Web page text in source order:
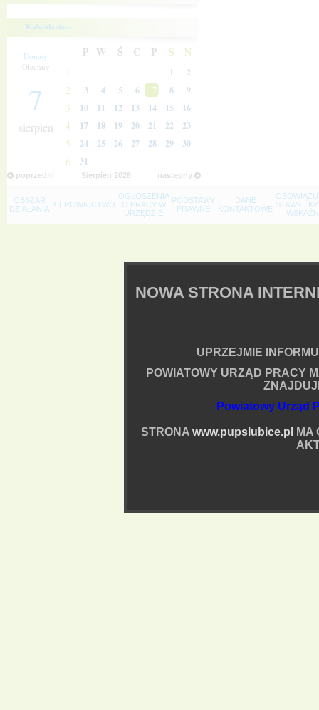
Kalendarium
Donaty
Olechny
7
sierpien
P W Ś C P S N
1 1 2
2 3 4 5 6 7 8 9
3 10 11 12 13 14 15 16
4 17 18 19 20 21 22 23
5 24 25 26 27 28 29 30
6 31
poprzedni następny
Sierpien 2026
OBSZAR
DZIAŁANIA KIEROWNICTWO
OGŁOSZENIA
O PRACY W
URZĘDZIE
PODSTAWY
PRAWNE
DANE
KONTAKTOWE STAWKI,
NOWA STRONA
UPRZEJMIE
POWIATOWY URZĄD PRACY
Powiatowy Urząd
STRONA www.pupslubice.pl
MA